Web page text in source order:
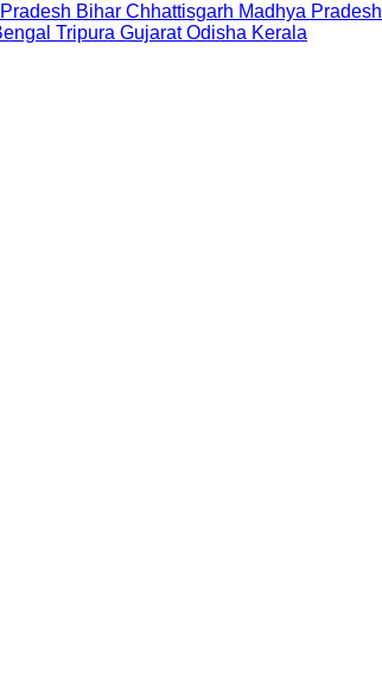
Bihar Chhattisgarh Madhya Pradesh
Tripura Gujarat Odisha Kerala